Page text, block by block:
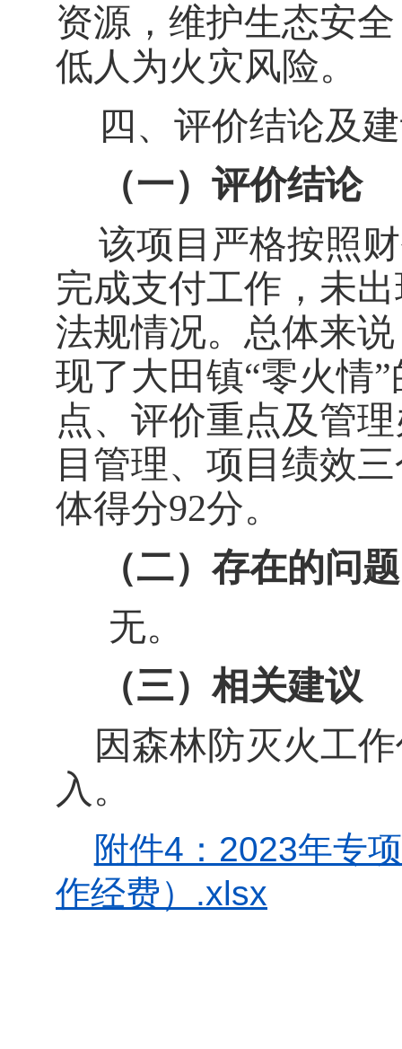
资源，维护生态安
低人为火灾风险。
四、评价结论及
（一） 评价结论
该项目严格按照
完成支付工作，未
法规情况。总体来
现了大田镇“零火情
点、评价重点及管
目管理、项目绩效
体得分92分。
（二） 存在的问题
无。
（三）相关建议
因森林防灭火工
入。
附件4：2023年专
作经费）.xlsx